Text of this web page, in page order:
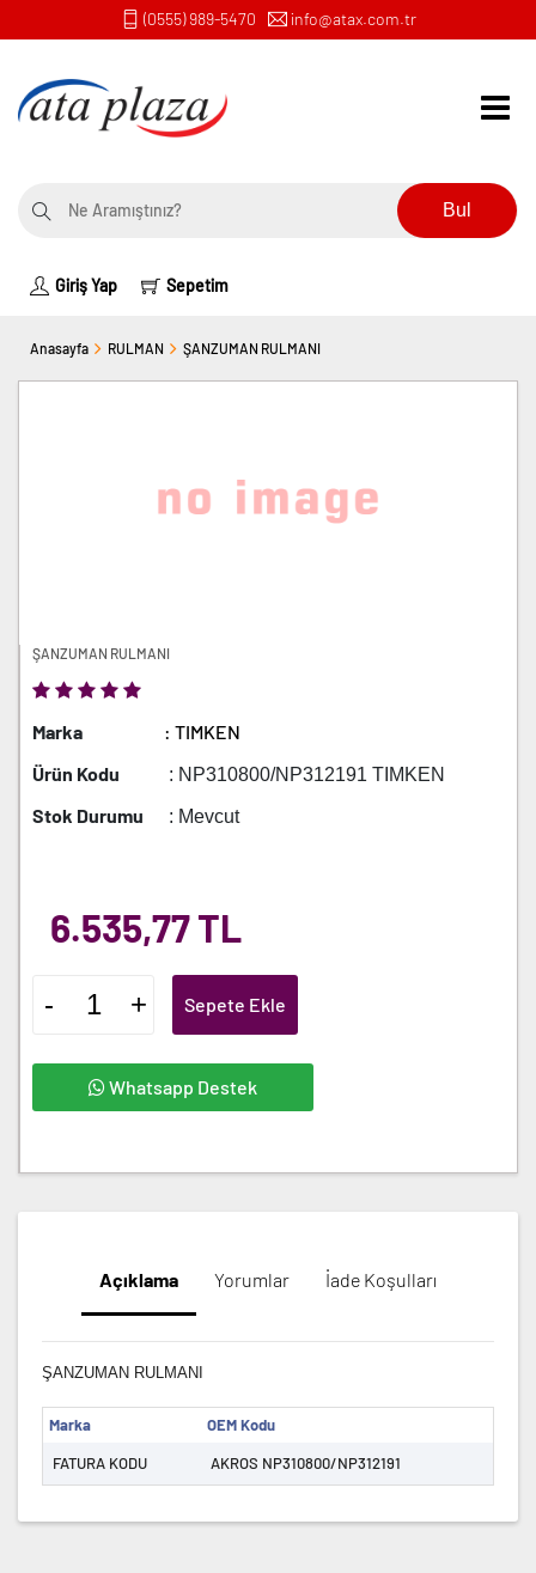
(0555) 989-5470 info@atax.com.tr
Bul
Giriş Yap Sepetim
Anasayfa RULMAN ŞANZUMAN RULMANI
ŞANZUMAN RULMANI
Marka
: TIMKEN
Ürün Kodu
: NP310800/NP312191 TIMKEN
Stok Durumu : Mevcut
6.535,77 TL
- + Sepete Ekle
Whatsapp Destek
Açıklama Yorumlar İade Koşulları
ŞANZUMAN RULMANI
Marka
OEM Kodu
FATURA KODU
AKROS NP310800/NP312191